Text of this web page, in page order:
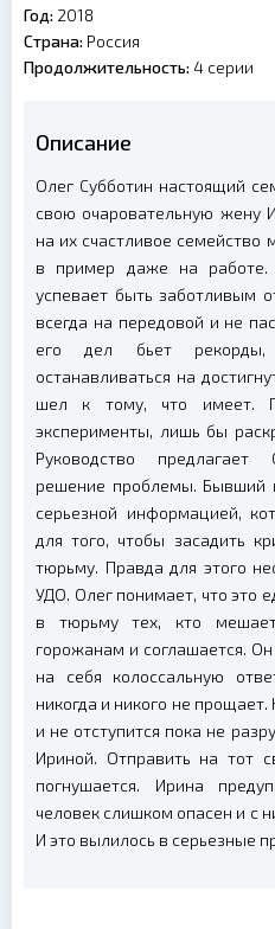
Год: 2018
Страна: Россия
Продолжительность: 4 серии
Описание
Олег Субботин настоящий
свою очаровательную жену
на их счастливое семейство
в пример даже на
успевает быть заботливым
всегда на передовой и не
его дел бьет
останавливаться на
шел к тому, что имеет.
эксперименты, лишь бы
Руководство предлагает
решение проблемы. Бывший
серьезной информацией,
для того, чтобы засадить
тюрьму. Правда для этого
УДО. Олег понимает, что это
в тюрьму тех, кто
горожанам и соглашается.
на себя колоссальную
никогда и никого не
и не отступится пока не
Ириной. Отправить на тот
погнушается. Ирина
человек слишком опасен и с
И это вылилось в серьезные